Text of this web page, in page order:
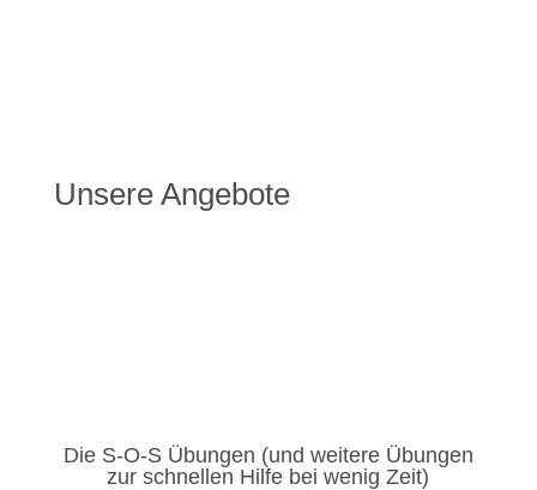
Unsere Angebote
Die S-O-S Übungen (und weitere Übungen
zur schnellen Hilfe bei wenig Zeit)